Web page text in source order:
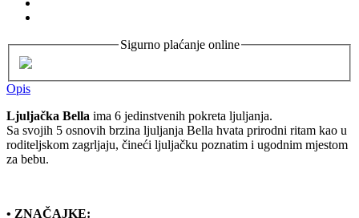
Sigurno plaćanje online
Opis
Ljuljačka Bella ima 6 jedinstvenih pokreta ljuljanja.
Sa svojih 5 osnovih brzina ljuljanja Bella hvata prirodni ritam kao u
roditeljskom zagrljaju, čineći ljuljačku poznatim i ugodnim mjestom
za bebu.
• ZNAČAJKE: